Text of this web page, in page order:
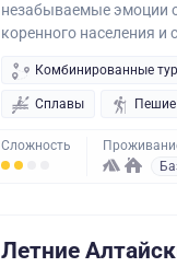
незабываемые эмоции
коренного населения и
Комбинированные
Сплавы
Сложность
Летние